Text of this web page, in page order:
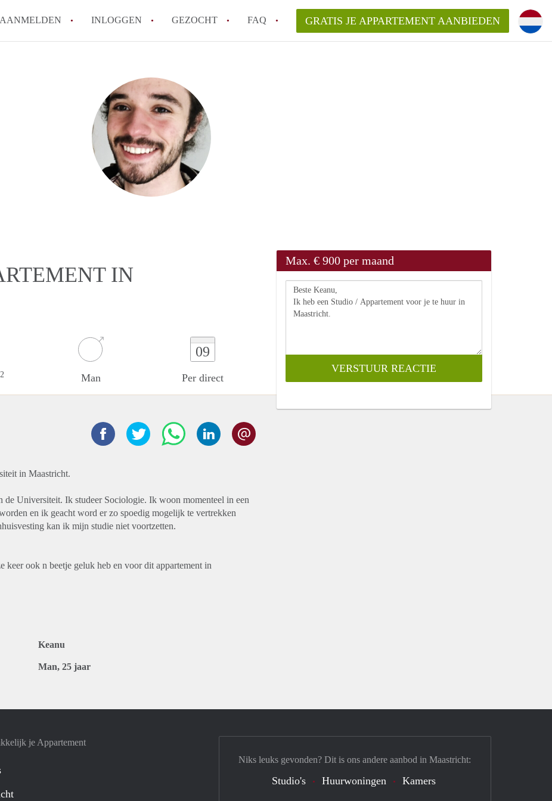
AANMELDEN INLOGGEN GEZOCHT FAQ
How to translate AppartementMaastricht!
Wat is AppartementMaastricht?
Hoeveel kost het om te reageren op een Appartement in Maastricht?
Wat is de privacyverklaring van AppartementMaastricht?
Berekent AppartementMaastricht
makelaarsvergoeding/bemiddelingsvergoeding?
Alle veelgestelde vragen
GRATIS JE APPARTEMENT AANBIEDEN
IN
2 Man
09
Per direct
Max. € 900 per maand
in Maastricht.
de Universiteit. Ik studeer Sociologie. Ik woon momenteel in een
en ik geacht word er zo spoedig mogelijk te vertrekken
kan ik mijn studie niet voortzetten.
ook n beetje geluk heb en voor dit appartement in
Keanu
Man, 25 jaar
je Appartement
Niks leuks gevonden? Dit is ons andere aanbod in Maastricht:
Studio's Huurwoningen Kamers